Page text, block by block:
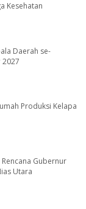
Kesehatan
Daerah se-
2027
Produksi Kelapa
Gubernur
Utara